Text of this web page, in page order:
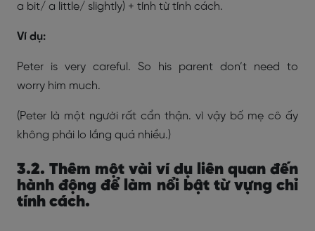
a bit/ a little/ slightly) + tính từ tính cách.
Ví dụ:
Peter is very careful. So his parent don’t need to
worry him much.
(Peter là một người rất cẩn thận. vì vậy bố mẹ cô ấy
không phải lo lắng quá nhiều.)
3.2. Thêm một vài ví dụ liên quan đến
hành động để làm nổi bật từ vựng chỉ
tính cách.